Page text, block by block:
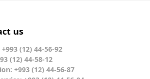
us
(12) 44-56-92
(12) 44-58-12
+993 (12) 44-56-87